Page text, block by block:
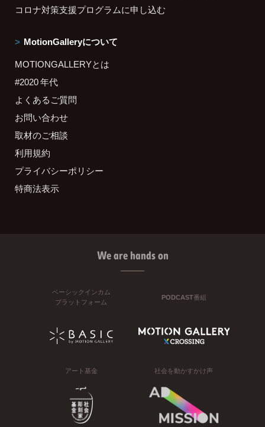
コロナ対策支援プログラムに申し込む
MotionGalleryについて
MOTIONGALLERYとは
#2020 年代
よくあるご質問
お問い合わせ
取材のご相談
利用規約
プライバシーポリシー
特商法表示
We are hands on
ベーシックインカム
プラットフォーム
PODCAST番組
アート基金 社会を動かすかけ声